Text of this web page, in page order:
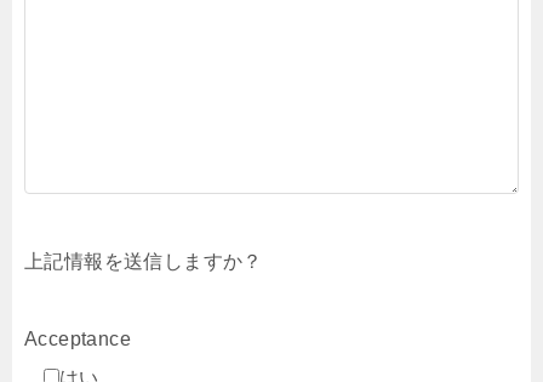
上記情報を送信しますか？
Acceptance